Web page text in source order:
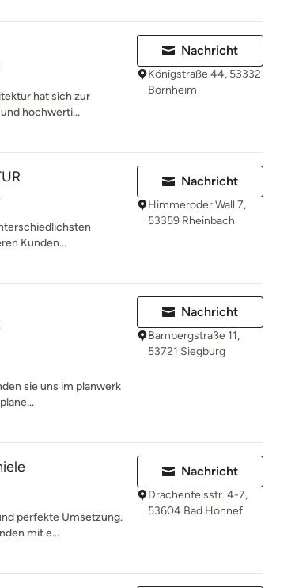
5 Sternen
hat sich zur
hochwerti...
Nachricht
Königstraße 44, 53332
Bornheim
5 Sternen
Kunden...
Nachricht
Himmeroder Wall 7,
53359 Rheinbach
5 Sternen
sie uns im planwerk
Nachricht
Bambergstraße 11,
53721 Siegburg
5 Sternen
perfekte Umsetzung.
mit e...
Nachricht
Drachenfelsstr. 4-7,
53604 Bad Honnef